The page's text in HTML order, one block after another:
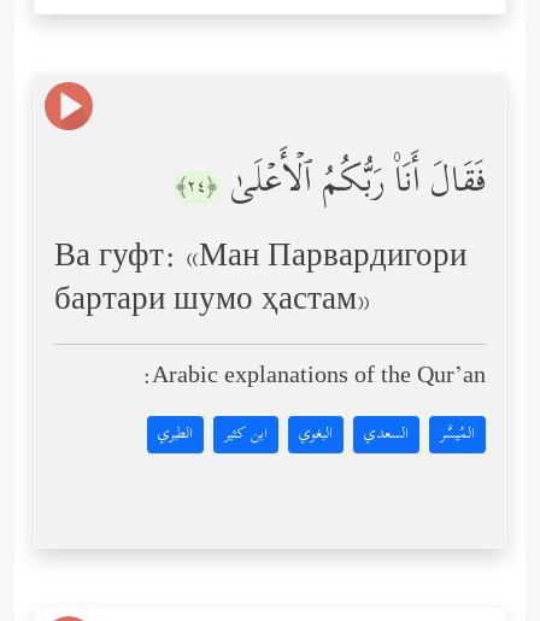
فَقَالَ أَنَا۠ رَبُّكُمُ ٱلۡأَعۡلَىٰ ﴿٢٤﴾
Ва гуфт: «Ман Парвардигори
бартари шумо ҳастам»
Arabic explanations of the Qur’an:
المُيسَّر السعدي البغوي ابن كثير الطبري